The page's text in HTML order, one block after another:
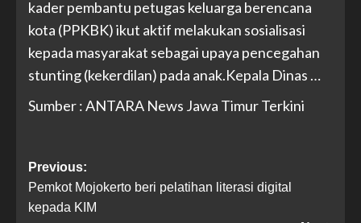
kader pembantu petugas keluarga berencana
kota (PPKBK) ikut aktif melakukan sosialisasi
kepada masyarakat sebagai upaya pencegahan
stunting (kekerdilan) pada anak.Kepala Dinas …
Sumber : ANTARA News Jawa Timur Terkini
Previous:
Pemkot Mojokerto beri pelatihan literasi digital
kepada KIM